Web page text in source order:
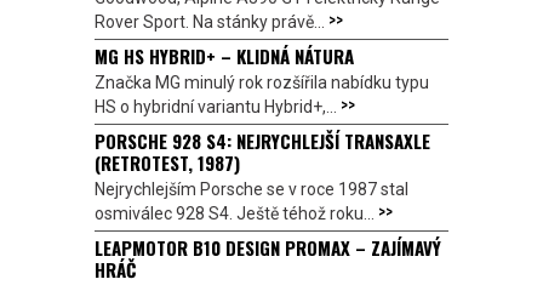
Rover Sport. Na stánky právě... >>
MG HS HYBRID+ – KLIDNÁ NÁTURA
Značka MG minulý rok rozšířila nabídku typu
HS o hybridní variantu Hybrid+,... >>
PORSCHE 928 S4: NEJRYCHLEJŠÍ TRANSAXLE
(RETROTEST, 1987)
Nejrychlejším Porsche se v roce 1987 stal
osmiválec 928 S4. Ještě téhož roku... >>
LEAPMOTOR B10 DESIGN PROMAX – ZAJÍMAVÝ
HRÁČ